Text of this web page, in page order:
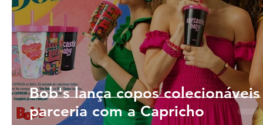
Bob's lança copos
parceria com a Capricho